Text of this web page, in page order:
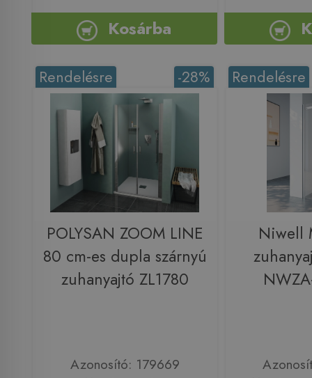
Kosárba
-28%
Rendelésre
POLYSAN ZOOM LINE
80 cm-es dupla szárnyú
zuhanyajtó ZL1780
Azonosító: 179669
Rendelésre
Niwell